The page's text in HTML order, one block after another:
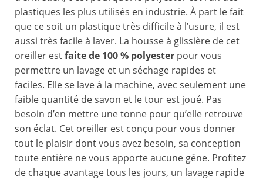
plastiques les plus utilisés en industrie. À part le fait
que ce soit un plastique très difficile à l’usure, il est
aussi très facile à laver. La housse à glissière de cet
oreiller estfaite de 100 % polyester pour vous
permettre un lavage et un séchage rapides et
faciles. Elle se lave à la machine, avec seulement une
faible quantité de savon et le tour est joué. Pas
besoin d’en mettre une tonne pour qu’elle retrouve
son éclat. Cet oreiller est conçu pour vous donner
tout le plaisir dont vous avez besoin, sa conception
toute entière ne vous apporte aucune gêne. Profitez
de chaque avantage tous les jours, un lavage rapide